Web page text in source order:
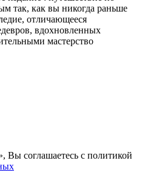
так, как вы никогда раньше
отличающееся
вдохновленных
мастерство
соглашаетесь с политикой